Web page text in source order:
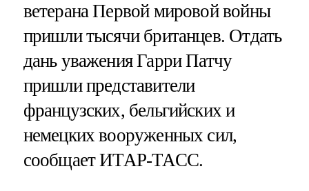
ветерана Первой мировой войны
пришли тысячи британцев. Отдать
дань уважения Гарри Патчу
пришли представители
французских, бельгийских и
немецких вооруженных сил,
сообщает ИТАР-ТАСС.